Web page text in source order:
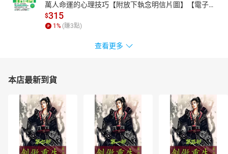
萬人命運的心理技巧【附放下執念明信片圖】【電子
書】
$315
1 % (賺3點)
查看更多
本店最新到貨